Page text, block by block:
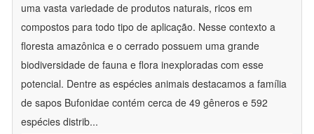
uma vasta variedade de produtos naturais, ricos em
compostos para todo tipo de aplicação. Nesse contexto a
floresta amazônica e o cerrado possuem uma grande
biodiversidade de fauna e flora inexploradas com esse
potencial. Dentre as espécies animais destacamos a família
de sapos Bufonidae contém cerca de 49 gêneros e 592
espécies distrib...